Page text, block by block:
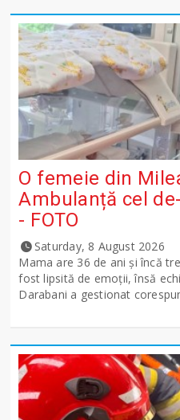
O femeie din
Ambulanță cel
- FOTO
Saturday, 8 August 2026
Mama are 36 de ani și încă
fost lipsită de emoții, însă
Darabani a gestionat